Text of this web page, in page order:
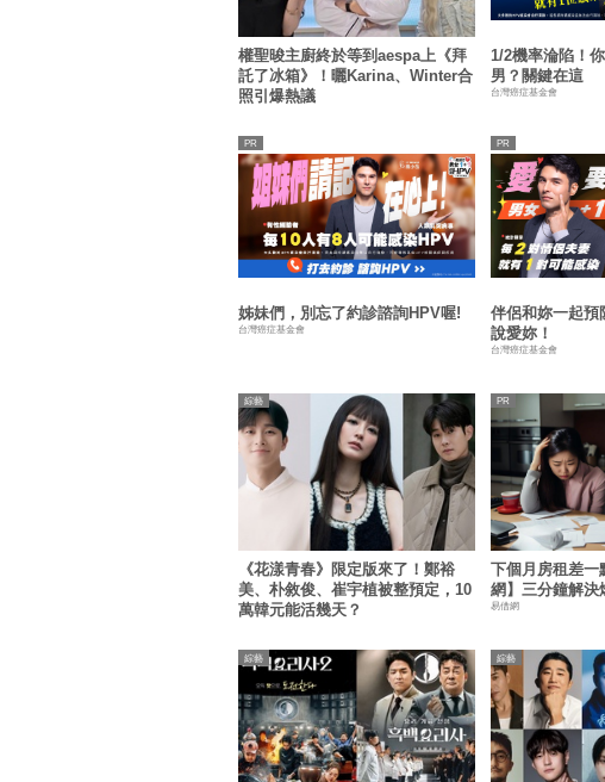
權聖晙主廚終於等到aespa上《拜
託了冰箱》！曬Karina、Winter合
照引爆熱議
1/2機率淪陷！
男？關鍵在這
台灣癌症基金會
姊妹們，別忘了約診諮詢HPV喔!
台灣癌症基金會
伴侶和妳一起預
說愛妳！
台灣癌症基金會
《花漾青春》限定版來了！鄭裕
美、朴敘俊、崔宇植被整預定，10
萬韓元能活幾天？
綜藝
下個月房租差一
網】三分鐘解決
易借網
綜藝 綜藝